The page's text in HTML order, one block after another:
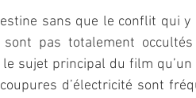
sans que le conflit qui
sont pas totalement
sujet principal du film
d’électricité sont